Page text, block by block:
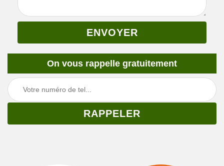
On vous rappelle gratuitement